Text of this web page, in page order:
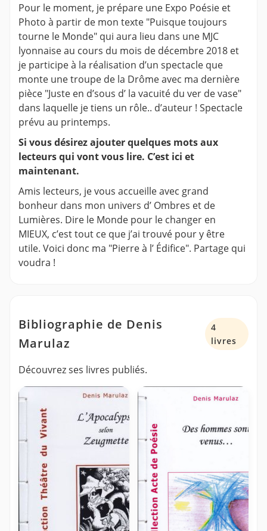
Pour le moment, je prépare une Expo Poésie et
Photo à partir de mon texte "Puisque toujours
tourne le Monde" qui aura lieu dans une MJC
lyonnaise au cours du mois de décembre 2018 et
je participe à la réalisation d’un spectacle que
monte une troupe de la Drôme avec ma dernière
pièce "Juste en d’sous d’ la vacuité du ver de vase"
dans laquelle je tiens un rôle.. d’auteur ! Spectacle
prévu au printemps.
Si vous désirez ajouter quelques mots aux
lecteurs qui vont vous lire. C’est ici et
maintenant.
Amis lecteurs, je vous accueille avec grand
bonheur dans mon univers d’ Ombres et de
Lumières. Dire le Monde pour le changer en
MIEUX, c’est tout ce que j’ai trouvé pour y être
utile. Voici donc ma "Pierre à l’ Édifice". Partage qui
voudra !
Bibliographie de Denis
Marulaz
4
livres
Découvrez ses livres publiés.